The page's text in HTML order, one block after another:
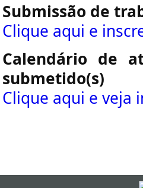
Submissão de
Clique aqui e
Calendário de
submetido(s)
Clique aqui e veja